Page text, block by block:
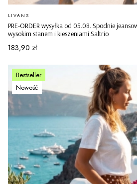
PRE-ORDER wysyłka od 05.08. Spodnie
wysokim stanem i kieszeniami Saltrio
PRODUCENT
LIVANS
Cena
183,90 zł
Bestseller
Nowość